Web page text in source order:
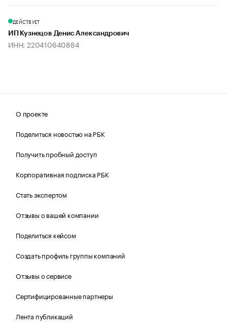
ДЕЙСТВУЕТ
ИП Кузнецов Денис Александрович
ИНН: 220410640884
О проекте
Поделиться новостью на РБК
Получить пробный доступ
Корпоративная подписка РБК
Стать экспертом
Отзывы о вашей компании
Поделиться кейсом
Создать профиль группы компаний
Отзывы о сервисе
Сертифицированные партнеры
Лента публикаций